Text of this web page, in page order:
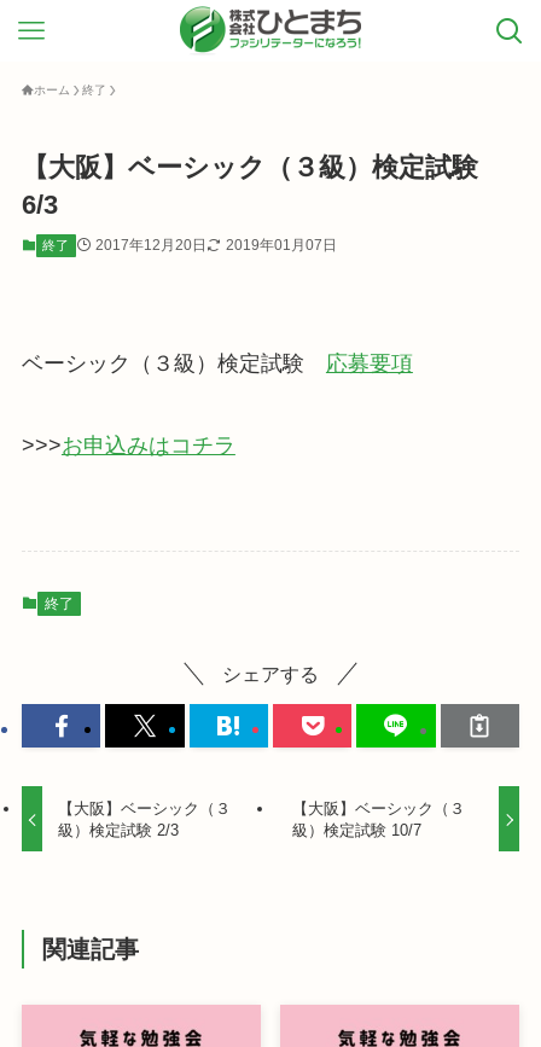
ホーム 終了
【大阪】ベーシック（３級）検定試験
6/3
終了 2017年12月20日 2019年01月07日
ベーシック（３級）検定試験 応募要項
>>>お申込みはコチラ
終了
シェアする
【大阪】ベーシック（３
級）検定試験 2/3
【大阪】ベーシック（３
級）検定試験 10/7
関連記事